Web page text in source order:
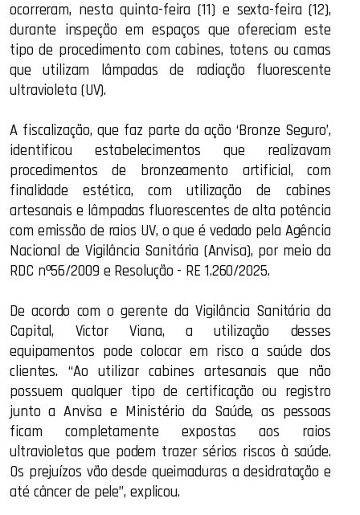
ocorreram, nesta quinta-feira (11) e sexta-feira (12),
durante inspeção em espaços que ofereciam este
tipo de procedimento com cabines, totens ou camas
que utilizam lâmpadas de radiação fluorescente
ultravioleta (UV).
A fiscalização, que faz parte da ação ‘Bronze Seguro’,
identificou estabelecimentos que realizavam
procedimentos de bronzeamento artificial, com
finalidade estética, com utilização de cabines
artesanais e lâmpadas fluorescentes de alta potência
com emissão de raios UV, o que é vedado pela Agência
Nacional de Vigilância Sanitária (Anvisa), por meio da
RDC nº56/2009 e Resolução - RE 1.260/2025.
De acordo com o gerente da Vigilância Sanitária da
Capital, Victor Viana, a utilização desses
equipamentos pode colocar em risco a saúde dos
clientes. “Ao utilizar cabines artesanais que não
possuem qualquer tipo de certificação ou registro
junto a Anvisa e Ministério da Saúde, as pessoas
ficam completamente expostas aos raios
ultravioletas que podem trazer sérios riscos à saúde.
Os prejuízos vão desde queimaduras a desidratação e
até câncer de pele”, explicou.